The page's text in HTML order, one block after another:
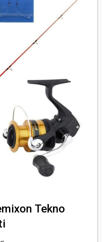
Tekno